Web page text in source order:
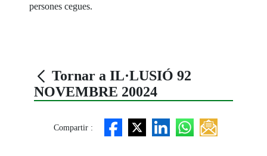
persones cegues.
Tornar a IL·LUSIÓ 92
NOVEMBRE 20024
Compartir :